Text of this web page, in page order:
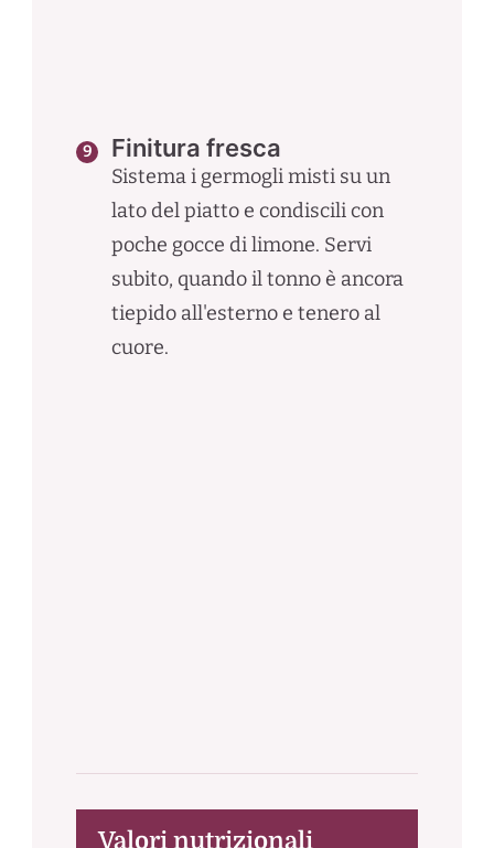
Finitura fresca
Sistema i germogli misti su un
lato del piatto e condiscili con
poche gocce di limone. Servi
subito, quando il tonno è ancora
tiepido all'esterno e tenero al
cuore.
Valori nutrizionali